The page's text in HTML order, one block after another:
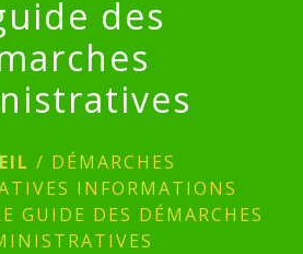
des
/ DÉMARCHES
INFORMATIONS
GUIDE DES DÉMARCHES